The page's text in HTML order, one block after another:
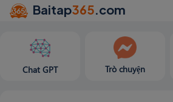
Baitap365.com
Chat GPT Trò chuyện